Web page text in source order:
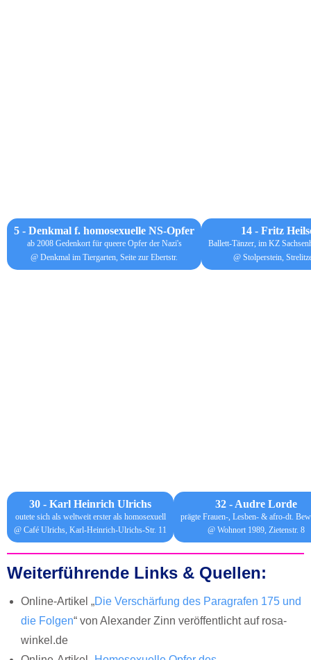
5 - Denkmal f. homosexuelle NS-Opfer
ab 2008 Gedenkort für queere Opfer der Nazi's
@ Denkmal im Tiergarten, Seite zur Ebertstr.
14 - Fritz
Ballett-Tänzer, im KZ
@ Stolperstein,
30 - Karl Heinrich Ulrichs
outete sich als weltweit erster als homosexuell
@ Café Ulrichs, Karl-Heinrich-Ulrichs-Str. 11
32 - Audre Lorde
prägte Frauen-, Lesben- & afro-dt.
@ Wohnort 1989, Zietenstr. 8
Weiterführende Links & Quellen:
Online-Artikel „Die Verschärfung des Paragrafen 175 und
die Folgen“ von Alexander Zinn veröffentlicht auf rosa-
winkel.de